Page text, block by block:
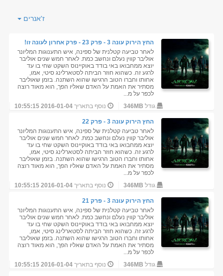
ז'אנרים
החץ הירוק עונה 3 - פרק 23 - פרק אחרון לעונה זו!
לאחר טביעה קטלנית של ספינה, איש התענוגות המליונר
אוליבר קווין נעלם ונחשב כמת. לאחר חמש שנים אוליבר
יוצא ממחבואו באי בודד באוקיינוס השקט שחי בו עד
לרגע זה. כשהוא חוזר הביתה לסטארלינג סיטי, אמו,
אחותו וחברו הטוב הרגישו שהוא השתנה. בזמן שאוליבר
מסתיר את האמת על האדם שאליו הפך, הוא מאוד רוצה
לכפר על מ...
גודל 346MB נוסף בתאריך2016-01-04 10:55:15
החץ הירוק עונה 3 - פרק 22
לאחר טביעה קטלנית של ספינה, איש התענוגות המליונר
אוליבר קווין נעלם ונחשב כמת. לאחר חמש שנים אוליבר
יוצא ממחבואו באי בודד באוקיינוס השקט שחי בו עד
לרגע זה. כשהוא חוזר הביתה לסטארלינג סיטי, אמו,
אחותו וחברו הטוב הרגישו שהוא השתנה. בזמן שאוליבר
מסתיר את האמת על האדם שאליו הפך, הוא מאוד רוצה
לכפר על מ...
גודל 346MB נוסף בתאריך2016-01-04 10:55:15
החץ הירוק עונה 3 - פרק 21
לאחר טביעה קטלנית של ספינה, איש התענוגות המליונר
אוליבר קווין נעלם ונחשב כמת. לאחר חמש שנים אוליבר
יוצא ממחבואו באי בודד באוקיינוס השקט שחי בו עד
לרגע זה. כשהוא חוזר הביתה לסטארלינג סיטי, אמו,
אחותו וחברו הטוב הרגישו שהוא השתנה. בזמן שאוליבר
מסתיר את האמת על האדם שאליו הפך, הוא מאוד רוצה
לכפר על מ...
גודל 346MB נוסף בתאריך2016-01-04 10:55:15